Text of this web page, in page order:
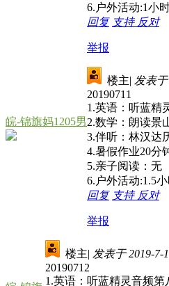
6.户外活动:1小
回复 支持 反对
举报
皖-锦旗妈1205男
楼主| 发表于
20190711
1.英语：听蓝精
2.数学：朗读景
3.伴听：林汉达
4.暑假作业20分
5.亲子阅读：无
6.户外活动:1.5
回复 支持 反对
举报
楼主| 发表于 2019-7-
20190712
1.英语：听蓝精灵音频第